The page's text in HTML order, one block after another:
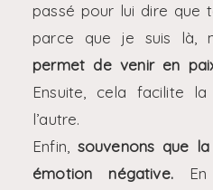
passé pour lui dire que
parce que je suis là,
permet de venir en
Ensuite, cela facilite
l’autre.
Enfin, souvenons que
émotion négative.En